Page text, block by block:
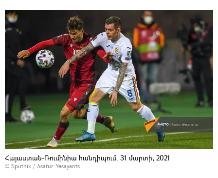
Հայաստան-Ռումինիա հանդիպում. 31 մարտի, 2021
© Sputnik / Asatur Yesayants